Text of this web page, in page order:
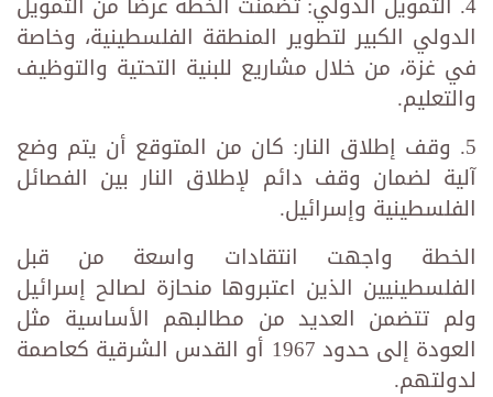
الدولي الكبير لتطوير المنطقة الفلسطينية، وخاصة
في غزة، من خلال مشاريع للبنية التحتية والتوظيف
والتعليم.
5. وقف إطلاق النار: كان من المتوقع أن يتم وضع
آلية لضمان وقف دائم لإطلاق النار بين الفصائل
الفلسطينية وإسرائيل.
الخطة واجهت انتقادات واسعة من قبل
الفلسطينيين الذين اعتبروها منحازة لصالح إسرائيل
ولم تتضمن العديد من مطالبهم الأساسية مثل
العودة إلى حدود 1967 أو القدس الشرقية كعاصمة
لدولتهم.